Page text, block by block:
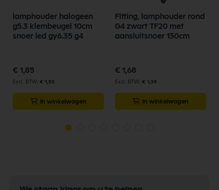
lamphouder halogeen
g5.3 klembeugel 10cm
snoer led gy6.35 g4
€ 1,85
€ 1,53
In winkelwagen
Fitting, lamphouder rond
G4 zwart TF20 met
aansluitsnoer 130cm
€ 1,68
€ 1,39
In winkelwagen